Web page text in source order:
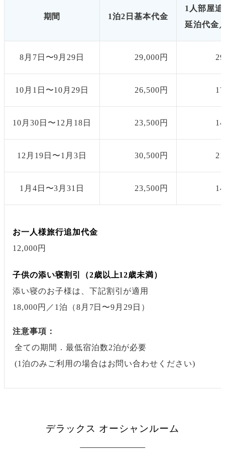
期間 1泊2日基本代金
1人部屋
延泊代金
8月7日〜9月29日 29,000円
10月1日〜10月29日 26,500円
10月30日〜12月18日 23,500円
12月19日〜1月3日 30,500円
1月4日〜3月31日 23,500円
お一人様旅行追加代金
12,000円
子供の添い寝割引（2歳以上12歳未満）
添い寝のお子様は、下記割引が適用
18,000円 ／1泊 （8月7日〜9月29日）
注意事項：
全ての期間．最低宿泊数2泊が必要
(1泊のみご利用の場合はお問い合わせください)
デラックス オーシャンルーム